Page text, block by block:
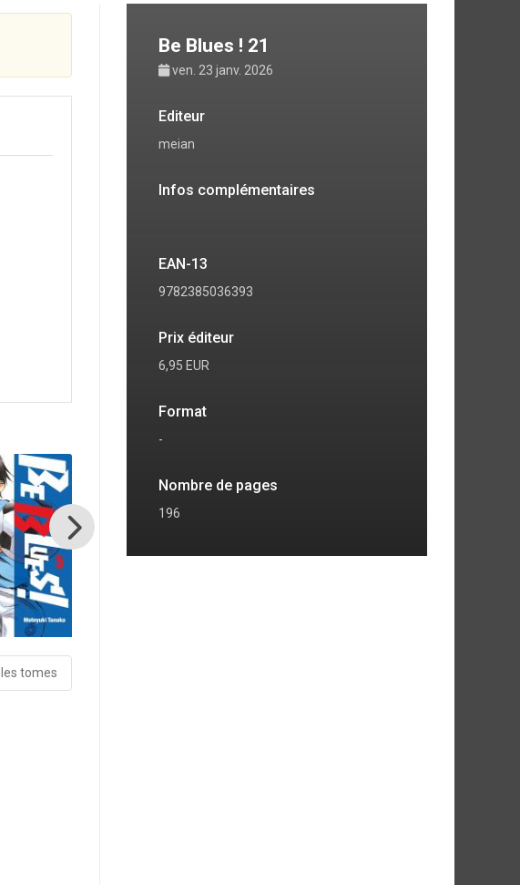
7
tomes
Be Blues ! 21
ven. 23 janv. 2026
Editeur
meian
Infos complémentaires
EAN-13
9782385036393
Prix éditeur
6,95 EUR
Format
-
Nombre de pages
196